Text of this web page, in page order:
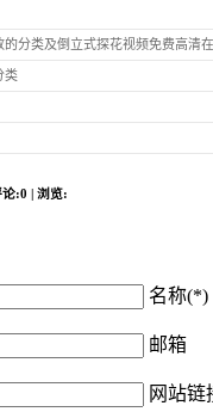
分类及倒立式探花视频免费高清
类
:0 | 浏览:
名称(*)
邮箱
网站链